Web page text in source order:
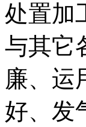
处置加
与其它
廉、运
好、发